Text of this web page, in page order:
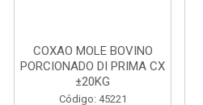
COXAO MOLE BOVINO
PORCIONADO DI PRIMA CX
±20KG
Código: 45221